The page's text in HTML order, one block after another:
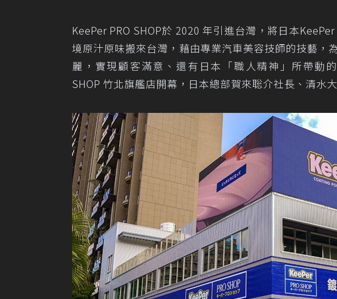
KeePer PRO SHOP於 2020 年引進台灣，將日本
境原汁原味搬來台灣，藉由專業汽車美容技師的技藝，
麗，實現顧客滿意、還有日本「職人精神」所帶動
SHOP 竹北旗艦店開幕，日本總部賀來聡介社長、清水